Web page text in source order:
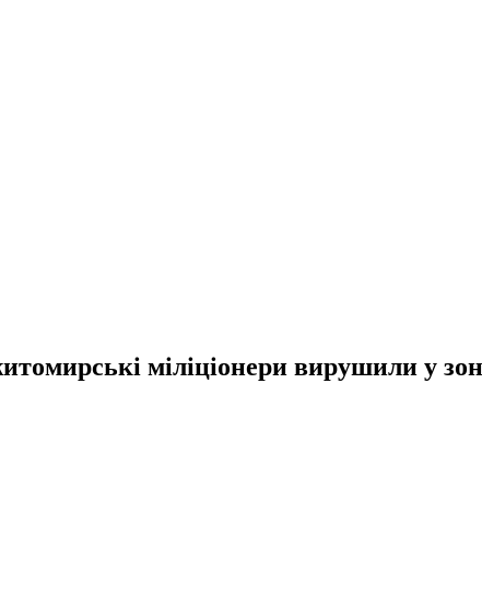
міліціонери вирушили у